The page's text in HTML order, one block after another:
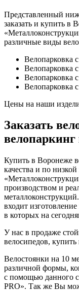
Представленный
заказать и купить в
различные виды
Велопарковка
Велопарковка
Велопарковка
Велопарковка
Цены на наши
Заказать
Купить в Воронеже
качества и по
производством и
входит
в которых на
У нас в продаже
велосипедов,
Велостоянки на 10
различной формы,
с помощью данного
PRO». Так же Вы